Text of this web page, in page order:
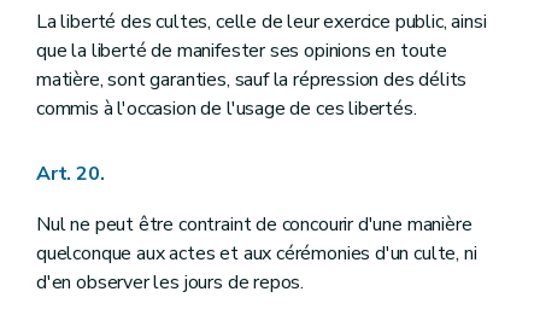
Art. 184
Art. 185
Art. 186
Titre VII DISPOSITIONS GENERALES
Art. 187
Art. 189
Art. 190
Art. 191
Art. 192
Art. 193
Art. 194
DE LA REVISION DE LA CONSTITUTION
La liberté des cultes, celle de leur exercice public, ainsi
que la liberté de manifester ses opinions en toute
matière, sont garanties, sauf la répression des délits
commis à l'occasion de l'usage de ces libertés.
Art. 20.
Nul ne peut être contraint de concourir d'une manière
quelconque aux actes et aux cérémonies d'un culte, ni
d'en observer les jours de repos.